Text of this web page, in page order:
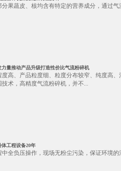
果蔬皮、核均含有特定的营养成分，通过
量推动产品升级打造性价比气流粉碎机
高、产品粒度细、粒度分布较窄、纯度高
术，高精度气流粉碎机，并不...
工程设备20年
全负压操作，现场无粉尘污染，保证环境